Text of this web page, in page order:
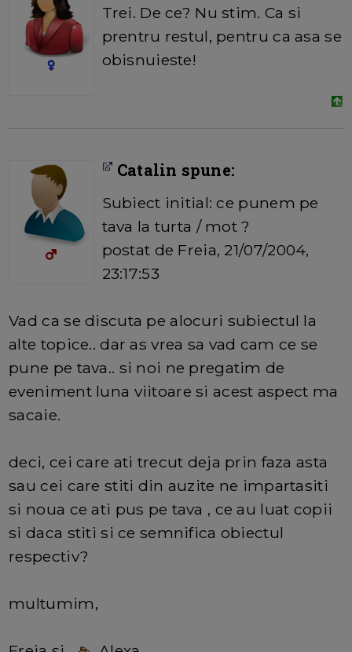
Trei. De ce? Nu stim. Ca si
prentru restul, pentru ca asa se
obisnuieste!
Catalin spune:
Subiect initial: ce punem pe
tava la turta / mot ?
postat de Freia, 21/07/2004,
23:17:53
Vad ca se discuta pe alocuri subiectul la
alte topice.. dar as vrea sa vad cam ce se
pune pe tava.. si noi ne pregatim de
eveniment luna viitoare si acest aspect ma
sacaie.
deci, cei care ati trecut deja prin faza asta
sau cei care stiti din auzite ne impartasiti
si noua ce ati pus pe tava , ce au luat copii
si daca stiti si ce semnifica obiectul
respectiv?
multumim,